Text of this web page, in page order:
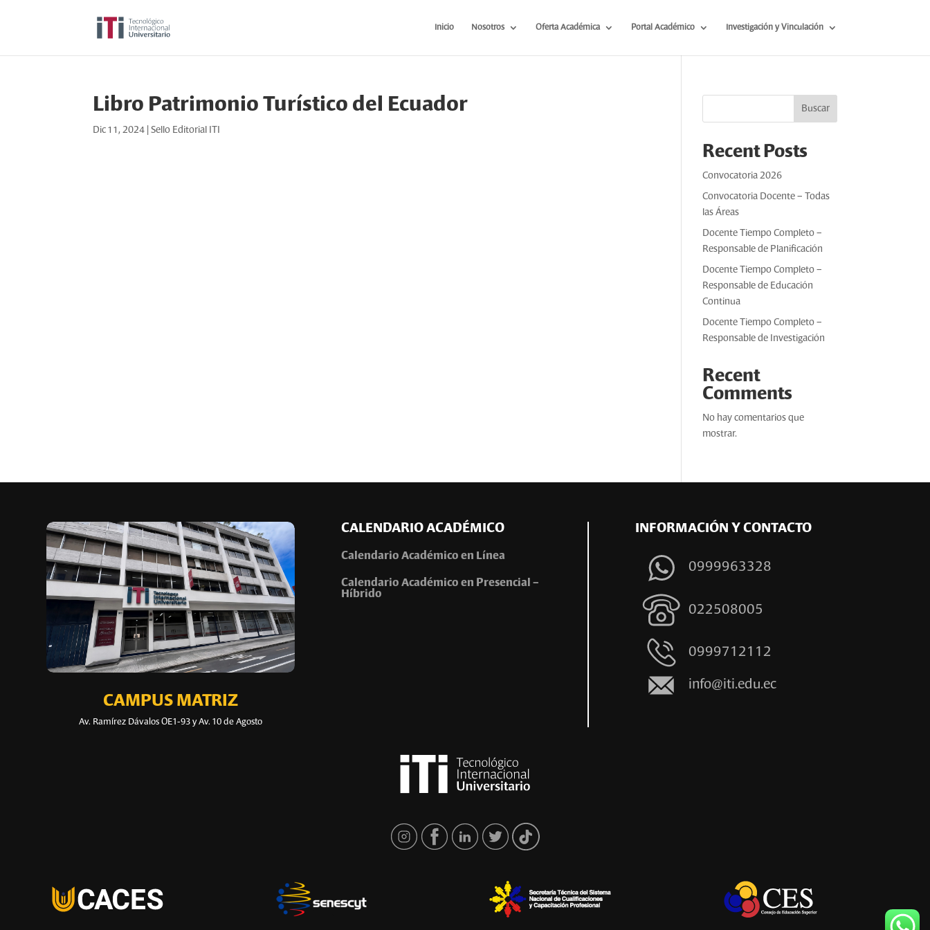
Inicio Nosotros Oferta Académica Portal Académico Investigación y Vinculación
Libro Patrimonio Turístico del Ecuador
Dic 11, 2024 |Sello Editorial ITI
Buscar
Recent Posts
Convocatoria 2026
Convocatoria Docente – Todas
las Áreas
Docente Tiempo Completo –
Responsable de Planificación
Docente Tiempo Completo –
Responsable de Educación
Continua
Docente Tiempo Completo –
Responsable de Investigación
Recent
Comments
No hay comentarios que
mostrar.
CAMPUS MATRIZ
Av. Ramírez Dávalos OE1-93 y Av. 10 de Agosto
CALENDARIO ACADÉMICO
Calendario Académico en Línea
Calendario Académico en Presencial –
Híbrido
INFORMACIÓN Y CONTACTO
0999963328
022508005
0999712112
info@iti.edu.ec